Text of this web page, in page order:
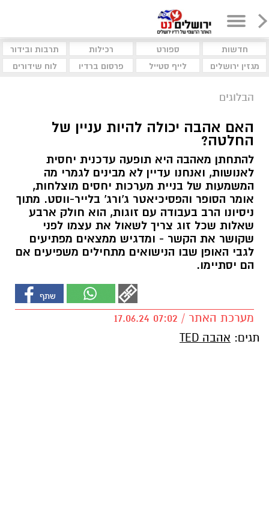
חדשות ספורט רכילות
תרבות ובידור
מגזין ירושלים
לייף סטייל פרסום ברדיו לוח שידורים
הבלוגים
האם אהבה יכולה להיות עניין של
החלטה?
להתחתן מאהבה היא תופעה עדכנית יחסית
לאנושות, ואנחנו עדיין לא מבינים לגמרי מה
המשמעות של בניית מערכות יחסים מוצלחות,
אומר הסופר והפסיכיאטר ג'ורג' בלייר-ווסט. מתוך
ניסיונו הרב בעבודה עם זוגות, הוא חולק ארבע
שאלות שכל זוג צריך לשאול את עצמו לפני
שקושר את הקשר - ומדגיש ממצאים מפתיעים
לגבי האופן שבו הנישואים מתחילים משפיעים אם
הם יסתיימו.
מערכת האתר / 07:02 17.06.24
תגים: אהבה TED